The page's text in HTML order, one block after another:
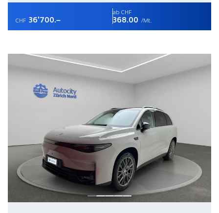
CHF 36'700.–
ab CHF
368.00 /Mt.